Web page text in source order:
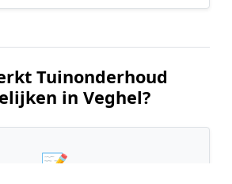
Tuinonderhoud
in Veghel?
📝